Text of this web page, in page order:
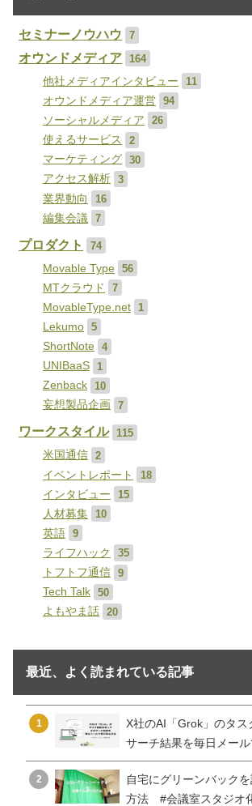
セミナーノウハウ 7
オウンドメディア
164
他社メディアインタビュー
11
オウンドメディア運営
94
ソーシャルメディア
26
使えるサービス
2
マーケティング
30
アクセス解析
3
業界動向
16
編集会議
7
プロダクト
74
Movable Type
56
MTクラウド
7
MovableType.net
1
Lekumo
5
ShortNote
4
UNIBaaS
1
Zenback
10
妄想製品企画
7
ワークスタイル
115
米国通信
2
イベントレポート
18
インタビュー
15
人材募集
10
英語
9
ライフハック
35
トフトフ通信
9
Tech Talk
50
よもやま話
20
最近、よく読まれている記事
1
X社のAI「Grok」のタス
サーチ結果を毎日メー
2
自宅にグリーンバック
方法 #会議室スタジオ